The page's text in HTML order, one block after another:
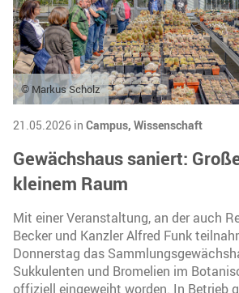
© Markus Scholz
21.05.2026 in Campus, Wissenschaft
Gewächshaus saniert:
kleinem Raum
Mit einer Veranstaltung, an der auch
Becker und Kanzler Alfred Funk
Donnerstag das
Sukkulenten und Bromelien im
offiziell eingeweiht worden. In Betrieb